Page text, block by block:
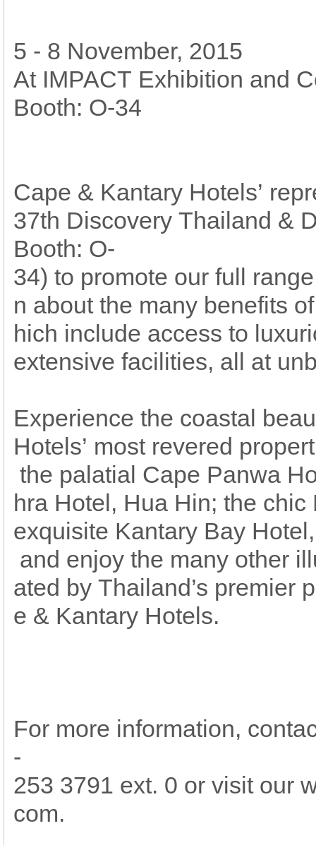
5 - 8 November, 2015
At IMPACT Exhibition and
Booth: O-34
Cape & Kantary Hotels’
37th Discovery Thailand &
Booth: O-
34) to promote our full
n about the many benefits
hich include access to
extensive facilities, all at
Experience the coastal
Hotels’ most revered
the palatial Cape Panwa
hra Hotel, Hua Hin; the
exquisite Kantary Bay
and enjoy the many other
ated by Thailand’s premier
e & Kantary Hotels.
For more information,
-
253 3791 ext. 0 or visit our
com.